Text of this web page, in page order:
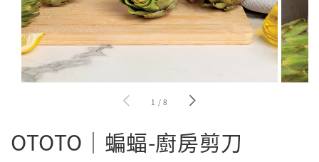
1 /8
OTOTO｜蝙蝠-廚房剪刀